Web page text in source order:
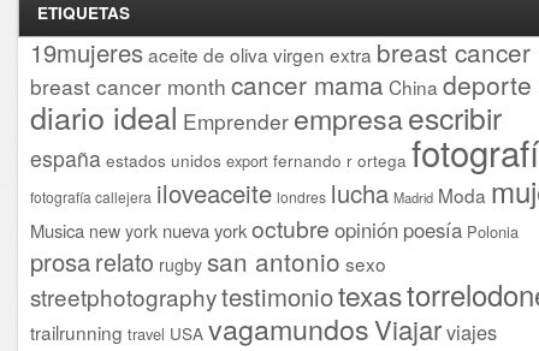
ETIQUETAS
19mujeresaceite de oliva virgen extra breast cancer
breast cancer month cancer mama China deporte
diario ideal Emprender empresaescribir
españa estados unidos export fernando r ortega
fotografía callejera iloveaceite londres lucha Madrid Moda
Musica new york nueva yorkoctubre opinión poesía Polonia
prosarelato rugby san antonio sexo
streetphotographytestimoniotexas
trailrunning travel USA vagamundosViajarviajes